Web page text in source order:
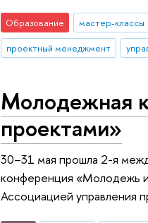
Образование мастер-классы
проектный менеджмент
Молодежная
проектами»
30–31 мая прошла 2-я
конференция «Молодежь
Ассоциацией управления